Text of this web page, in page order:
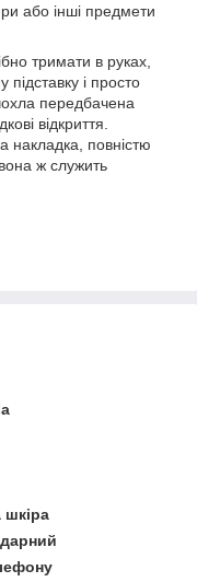
або інші предмети
тримати в руках,
і просто
передбачена
відкриття.
накладка, повністю
ж служить
шкіра